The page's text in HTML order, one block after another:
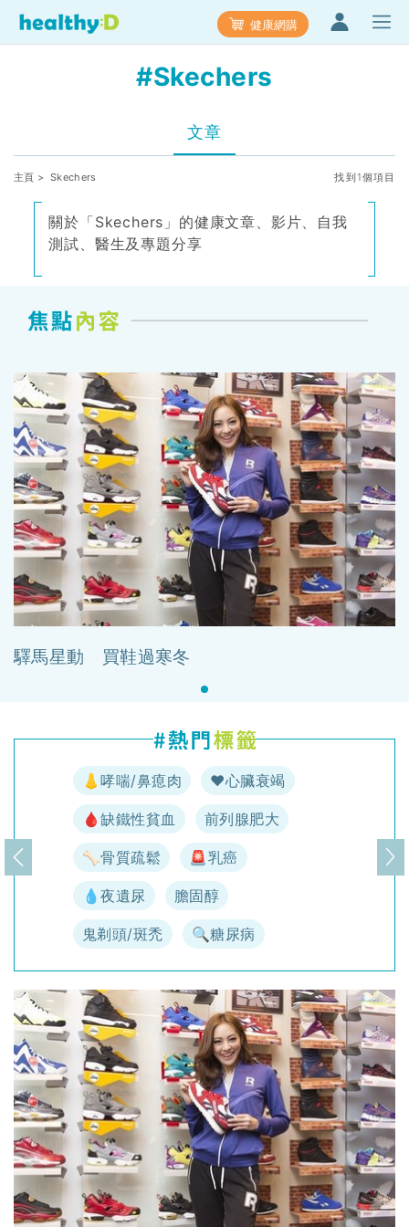
健康網購
#Skechers
文章
主頁 > Skechers 找到1個項目
關於「Skechers」的健康文章、影片、自我
測試、醫生及專題分享
驛馬星動 買鞋過寒冬
👃哮喘/鼻瘜肉 ♥️心臟衰竭
🩸缺鐵性貧血 前列腺肥大
🦴骨質疏鬆 🚨乳癌
💧夜遺尿 膽固醇
鬼剃頭/斑禿 🔍糖尿病
上一頁 下